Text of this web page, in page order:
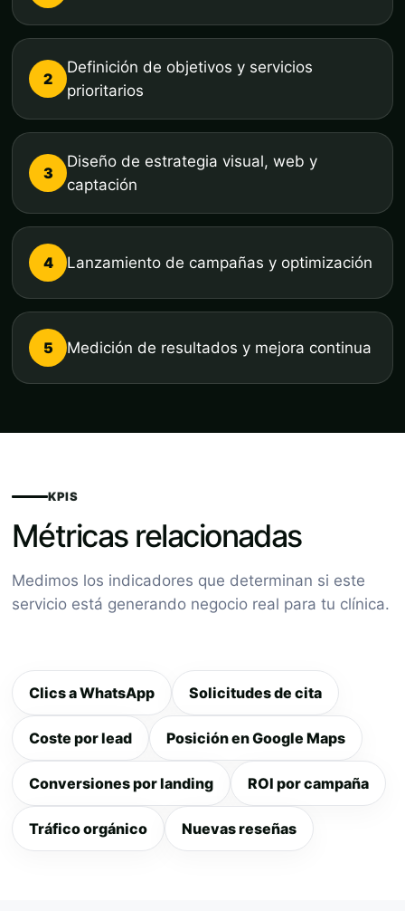
2
Definición de objetivos y servicios
prioritarios
3
Diseño de estrategia visual, web y
captación
4 Lanzamiento de campañas y optimización
5 Medición de resultados y mejora continua
KPIS
Métricas relacionadas
Medimos los indicadores que determinan si este
servicio está generando negocio real para tu clínica.
Clics a WhatsApp Solicitudes de cita
Coste por lead Posición en Google Maps
Conversiones por landing ROI por campaña
Tráfico orgánico Nuevas reseñas